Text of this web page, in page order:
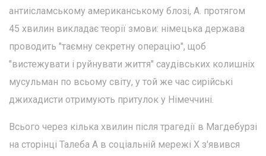
антиісламському американському блозі, А. протягом
45 хвилин викладає теорії змови: німецька держава
проводить "таємну секретну операцію", щоб
"вистежувати і руйнувати життя" саудівських колишніх
мусульман по всьому світу, у той же час сирійські
джихадисти отримують притулок у Німеччині.
Всього через кілька хвилин після трагедії в Магдебурзі
на сторінці Талеба А в соціальній мережі X з'явився